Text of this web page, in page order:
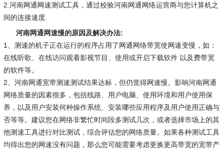
2.河南网通网速测试工具，通过校验河南网通网络运营商与您计算机之
间的连接速度.
河南网通网速慢的原因及解决办法:
1、测速的机子正在运行的程序占用了网通网络带宽使网速变慢，如：
在线听歌、在线访问观看影视节目、使用或开启下载软件 以及费带宽
的软件等。
2、河南网通宽带测速测试结果达标，但仍觉得网速慢。影响河南网通
网络质量的因素很多，包括线路、用户电脑、使用环境和用户使用保
养，以及用户安装何种操作系统、安装哪些应用程序及用户使用正确与
否等等。建议您在网络非繁忙时间段多测试几次，或者选择市场上的其
他测速工具进行对比测试，综合评估您的网络质量。如果各种测试工具
均得出您的网速没有问题，那么您可能需要考虑更换更高带宽的宽带产